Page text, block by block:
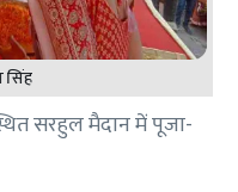
सिंह
सरहुल मैदान में पूजा-